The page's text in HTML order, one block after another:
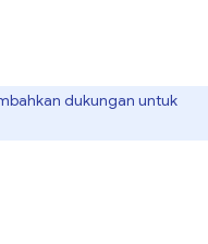
dukungan untuk